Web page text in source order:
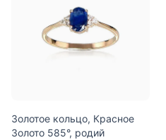
Золотое кольцо, Красное
Золото 585°, родий